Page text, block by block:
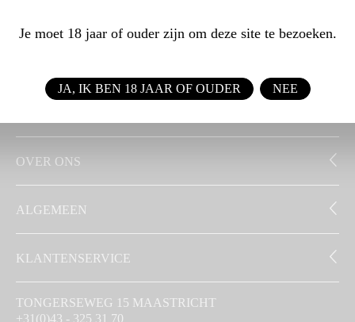
OVER ONS
ALGEMEEN
KLANTENSERVICE
TONGERSEWEG 15 MAASTRICHT
+31(0)43 - 325 31 70
Je moet 18 jaar of ouder zijn om deze site te bezoeken.
JA, IK BEN 18 JAAR OF OUDER NEE